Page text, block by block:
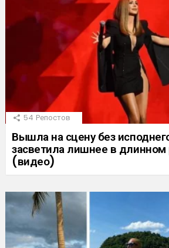
54 Репостов
Вышла на сцену без
засветила лишнее в длинном
(видео)